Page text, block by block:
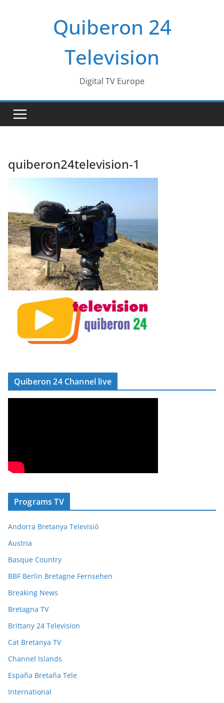
Quiberon 24
Television
Digital TV Europe
quiberon24television-1
Quiberon 24 Channel live
Programs TV
Andorra Bretanya Televisió
Austria
Basque Country
BBF Berlin Bretagne Fernsehen
Breaking News
Bretagna TV
Brittany 24 Television
Cat Bretanya TV
Channel Islands
España Bretaña Tele
International